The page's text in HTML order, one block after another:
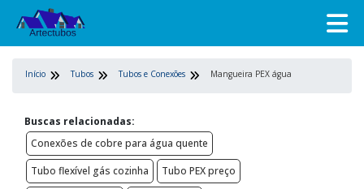
Início Tubos Tubos e Conexões Mangueira PEX água
Buscas relacionadas:
Conexões de cobre para água quente
Tubo flexível gás cozinha
Tubo PEX preço